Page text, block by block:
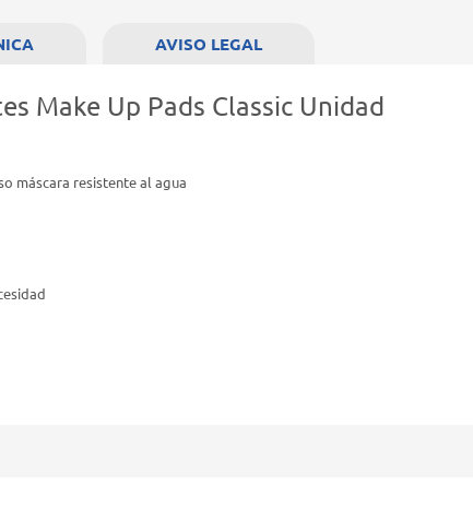
Make Up Pads Classic Unidad
máscara resistente al agua
AVISO LEGAL